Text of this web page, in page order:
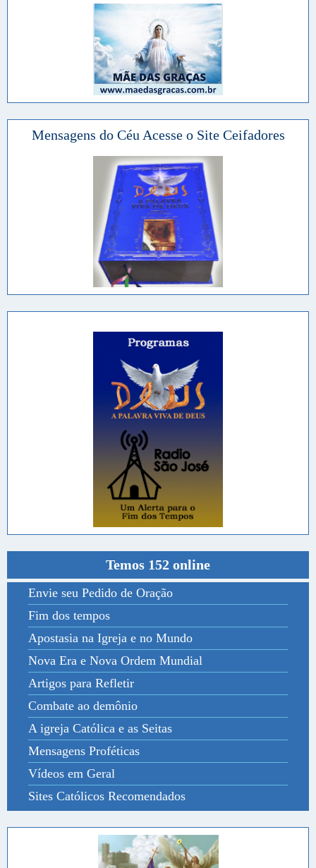
Mensagens do Céu Acesse o Site Ceifadores
Temos 152 online
Envie seu Pedido de Oração
Fim dos tempos
Apostasia na Igreja e no Mundo
Nova Era e Nova Ordem Mundial
Artigos para Refletir
Combate ao demônio
A igreja Católica e as Seitas
Mensagens Proféticas
Vídeos em Geral
Sites Católicos Recomendados